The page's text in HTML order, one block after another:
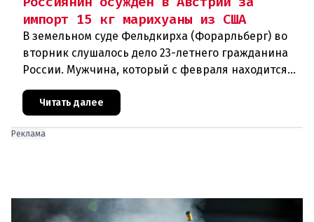
импорт 15 кг марихуаны из США
В земельном суде Фельдкирха (Форарльберг) во
вторник слушалось дело 23-летнего гражданина
России. Мужчина, который с февраля находится
под стражей, обвинялся в том, что на протяжении
полугода организо
Читать далее
Реклама